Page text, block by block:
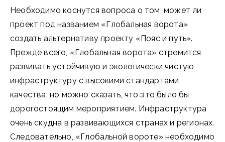
Необходимо коснутся вопроса о том, может ли
проект под названием «Глобальная ворота»
создать альтернативу проекту «Пояс и путь».
Прежде всего, «Глобальная ворота» стремится
развивать устойчивую и экологически чистую
инфраструктуру с высокими стандартами
качества, но можно сказать, что это было бы
дорогостоящим мероприятием. Инфраструктура
очень скудна в развивающихся странах и регионах.
Следовательно, «Глобальной вороте» необходимо